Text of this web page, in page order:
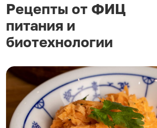
Рецепты от ФИЦ
питания и
биотехнологии